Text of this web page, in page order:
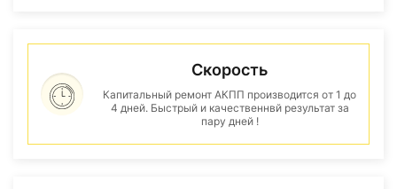
Скорость
Капитальный ремонт АКПП производится от 1 до
4 дней. Быстрый и качественнвй результат за
пару дней !